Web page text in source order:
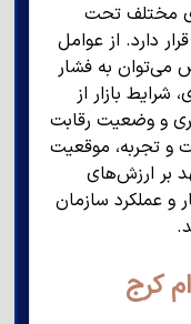
مختلف تحت
دارد. از عوامل
می‌توان به فشار
شرایط بازار از
و وضعیت رقابت
و تجربه، موقعیت
بر ارزش‌های
و عملکرد سازمان
کرج